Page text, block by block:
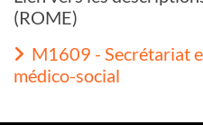
(ROME)
M1609 - Secrétariat
médico-social